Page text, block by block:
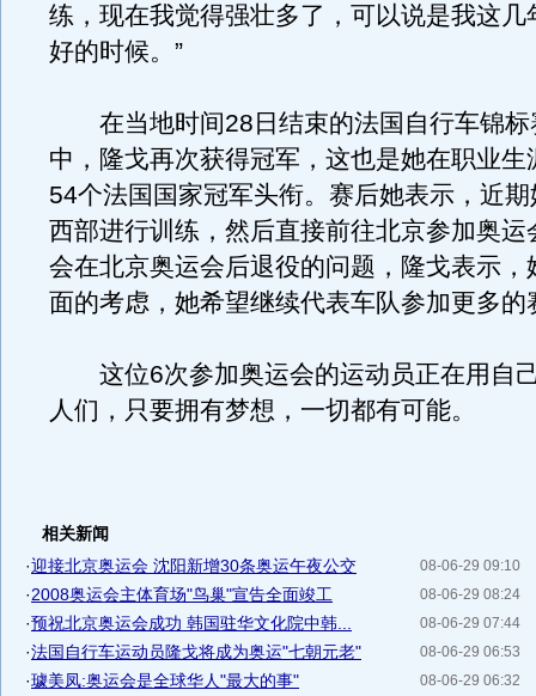
练，现在我觉得强壮多了，可以说是我这几
好的时候。”
在当地时间28日结束的法国自行车锦标
中，隆戈再次获得冠军，这也是她在职业生
54个法国国家冠军头衔。赛后她表示，近
西部进行训练，然后直接前往北京参加奥运
会在北京奥运会后退役的问题，隆戈表示，
面的考虑，她希望继续代表车队参加更多的
这位6次参加奥运会的运动员正在用自
人们，只要拥有梦想，一切都有可能。
相关新闻
08-06-29 09:10
·迎接北京奥运会 沈阳新增30条奥运午夜公交
08-06-29 08:24
·2008奥运会主体育场"鸟巢"宣告全面竣工
08-06-29 07:44
·预祝北京奥运会成功 韩国驻华文化院中韩...
08-06-29 06:53
·法国自行车运动员隆戈将成为奥运"七朝元老"
08-06-29 06:32
·璩美凤:奥运会是全球华人"最大的事"